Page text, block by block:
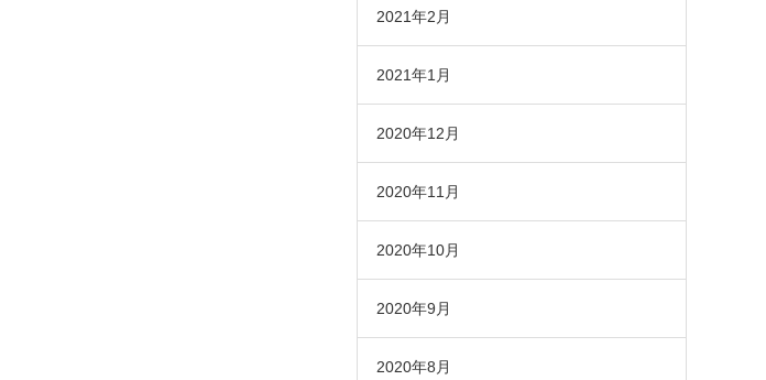
2021年2月
2021年1月
2020年12月
2020年11月
2020年10月
2020年9月
2020年8月